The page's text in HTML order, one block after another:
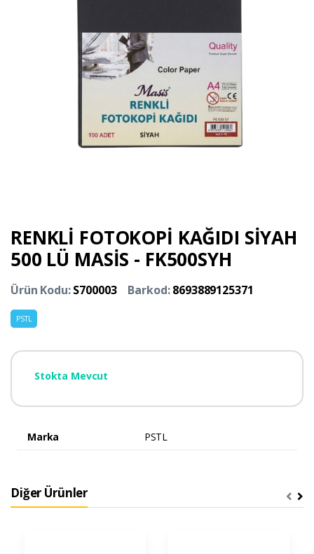
RENKLİ FOTOKOPİ KAĞIDI SİYAH
500 LÜ MASİS - FK500SYH
Ürün Kodu:S700003 Barkod:8693889125371
PSTL
Stokta Mevcut
Marka PSTL
Diğer Ürünler